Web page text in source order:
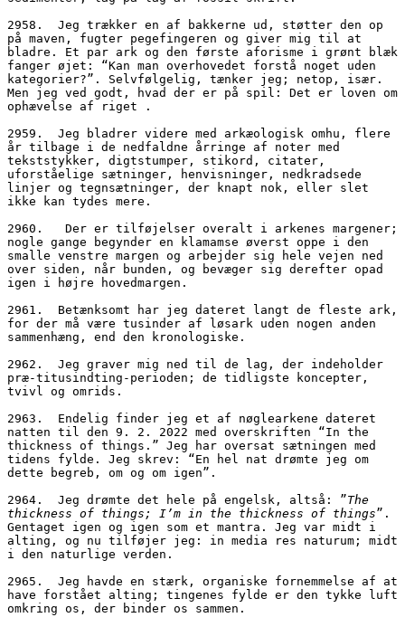
2958.  Jeg trækker en af bakkerne ud, støtter den op
på maven, fugter pegefingeren og giver mig til at
bladre. Et par ark og den første aforisme i grønt blæk
fanger øjet: “Kan man overhovedet forstå noget uden
kategorier?”. Selvfølgelig, tænker jeg; netop, især.
Men jeg ved godt, hvad der er på spil: Det er loven om
ophævelse af riget .
2959.  Jeg bladrer videre med arkæologisk omhu, flere
år tilbage i de nedfaldne årringe af noter med
tekststykker, digtstumper, stikord, citater,
uforståelige sætninger, henvisninger, nedkradsede
linjer og tegnsætninger, der knapt nok, eller slet
ikke kan tydes mere.
2960.	Der er tilføjelser overalt i arkenes margener;
nogle gange begynder en klamamse øverst oppe i den
smalle venstre margen og arbejder sig hele vejen ned
over siden, når bunden, og bevæger sig derefter opad
igen i højre hovedmargen.
2961.  Betænksomt har jeg dateret langt de fleste ark,
for der må være tusinder af løsark uden nogen anden
sammenhæng, end den kronologiske.
2962.  Jeg graver mig ned til de lag, der indeholder
præ-titusindting-perioden; de tidligste koncepter,
tvivl og omrids.
2963.  Endelig finder jeg et af nøglearkene dateret
natten til den 9. 2. 2022 med overskriften “In the
thickness of things.” Jeg har oversat sætningen med
tidens fylde. Jeg skrev: “En hel nat drømte jeg om
dette begreb, om og om igen”.
2964.  Jeg drømte det hele på engelsk, altså: ”The
thickness of things; I’m in the thickness of things”.
Gentaget igen og igen som et mantra. Jeg var midt i
alting, og nu tilføjer jeg: in media res naturum; midt
i den naturlige verden.
2965.  Jeg havde en stærk, organiske fornemmelse af at
have forstået alting; tingenes fylde er den tykke luft
omkring os, der binder os sammen.